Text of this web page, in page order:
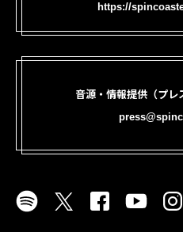
https://
音源・情報提供（プレ